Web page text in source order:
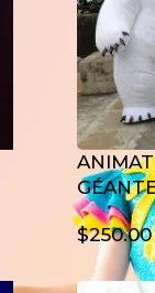
$250.00